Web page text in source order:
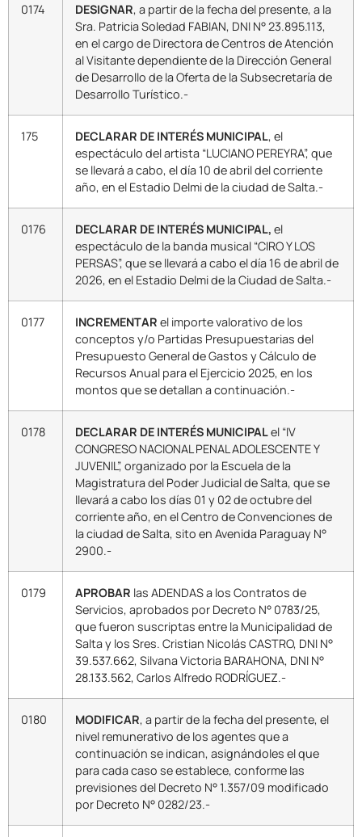
0174 DESIGNAR, a partir de la fecha del presente, a la
Sra. Patricia Soledad FABIAN, DNI N° 23.895.113,
en el cargo de Directora de Centros de Atención
al Visitante dependiente de la Dirección General
de Desarrollo de la Oferta de la Subsecretaría de
Desarrollo Turístico.-
175 DECLARAR DE INTERÉS MUNICIPAL, el
espectáculo del artista “LUCIANO PEREYRA”, que
se llevará a cabo, el día 10 de abril del corriente
año, en el Estadio Delmi de la ciudad de Salta.-
0176 DECLARAR DE INTERÉS MUNICIPAL, el
espectáculo de la banda musical “CIRO Y LOS
PERSAS”, que se llevará a cabo el día 16 de abril de
2026, en el Estadio Delmi de la Ciudad de Salta.-
0177 INCREMENTAR el importe valorativo de los
conceptos y/o Partidas Presupuestarias del
Presupuesto General de Gastos y Cálculo de
Recursos Anual para el Ejercicio 2025, en los
montos que se detallan a continuación.-
0178 DECLARAR DE INTERÉS MUNICIPALel “IV
CONGRESO NACIONAL PENAL ADOLESCENTE Y
JUVENIL”, organizado por la Escuela de la
Magistratura del Poder Judicial de Salta, que se
llevará a cabo los días 01 y 02 de octubre del
corriente año, en el Centro de Convenciones de
la ciudad de Salta, sito en Avenida Paraguay N°
2900.-
0179 APROBAR las ADENDAS a los Contratos de
Servicios, aprobados por Decreto N° 0783/25,
que fueron suscriptas entre la Municipalidad de
Salta y los Sres. Cristian Nicolás CASTRO, DNI N°
39.537.662, Silvana Victoria BARAHONA, DNI N°
28.133.562, Carlos Alfredo RODRÍGUEZ.-
0180 MODIFICAR, a partir de la fecha del presente, el
nivel remunerativo de los agentes que a
continuación se indican, asignándoles el que
para cada caso se establece, conforme las
previsiones del Decreto N° 1.357/09 modificado
por Decreto N° 0282/23.-